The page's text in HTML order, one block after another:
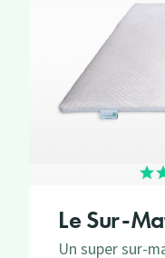
Le Sur-
Un super sur-